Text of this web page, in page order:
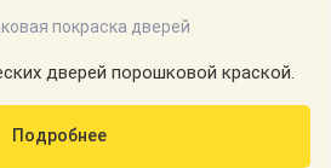
дверей порошковой краской.
Подробнее